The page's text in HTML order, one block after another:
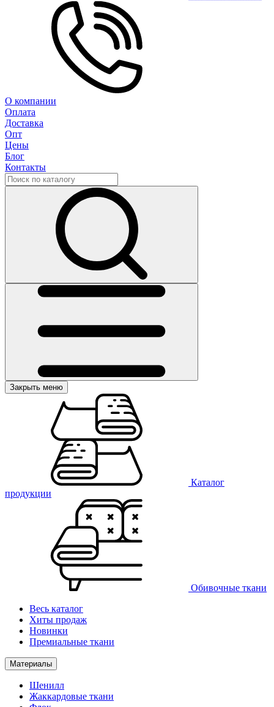
О компании
Оплата
Доставка
Опт
Цены
Блог
Контакты
Закрыть меню
Каталог
продукции
Обивочные ткани
Весь каталог
Хиты продаж
Новинки
Премиальные ткани
Материалы
Шенилл
Жаккардовые ткани